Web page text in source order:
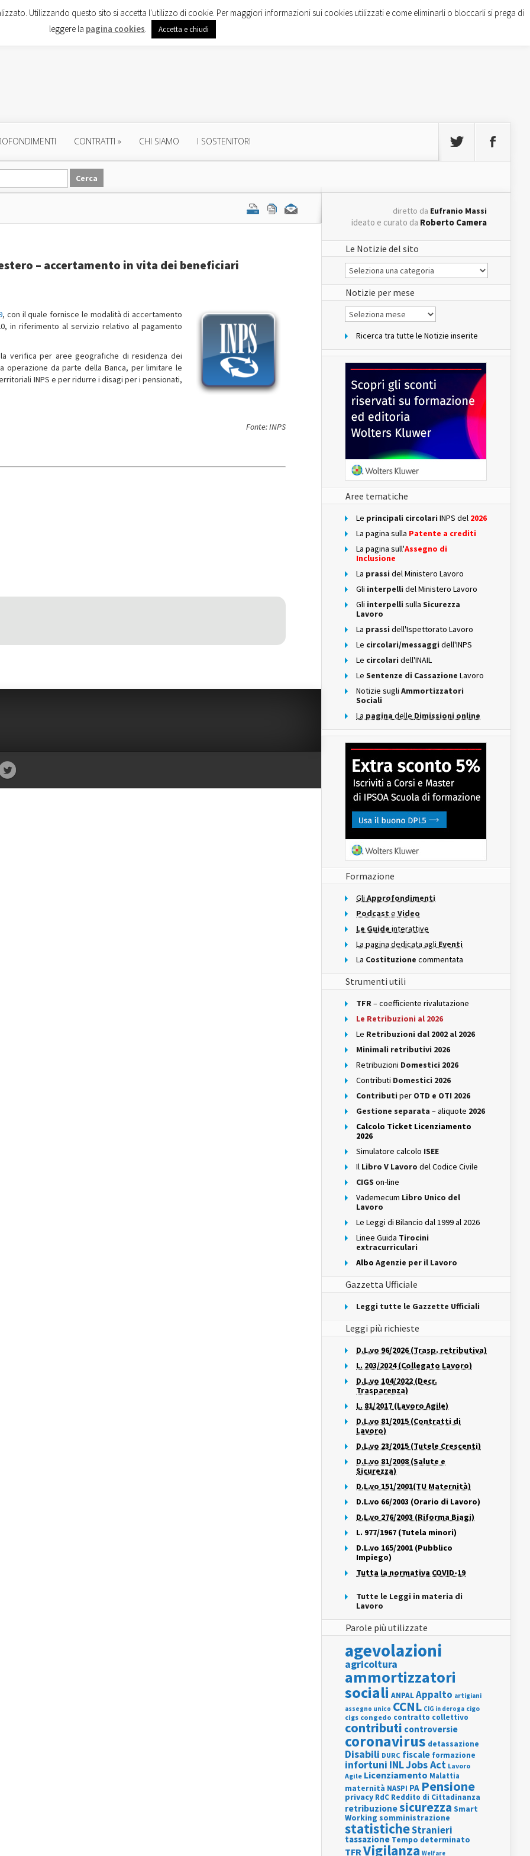
CONTRATTI » CHI SIAMO I SOSTENITORI
– accertamento in vita dei beneficiari
, con il quale fornisce le modalità di accertamento
in riferimento al servizio relativo al pagamento
verifica per aree geografiche di residenza dei
operazione da parte della Banca, per limitare le
INPS e per ridurre i disagi per i pensionati,
Fonte: INPS
diretto da Eufranio Massi
ideato e curato da Roberto Camera
Le Notizie del sito
Le
Notizie
del
sito
Notizie per mese
Notizie
per
Ricerca tra tutte le Notizie inserite
Aree tematiche
Le principali circolari INPS del 2026
La pagina sulla Patente a crediti
La pagina sull'Assegno di
Inclusione
La prassi del Ministero Lavoro
Gli interpelli del Ministero Lavoro
Gli interpelli sulla Sicurezza
Lavoro
La prassi dell'Ispettorato Lavoro
Le circolari/messaggi dell'INPS
Le circolari dell'INAIL
Le Sentenze di Cassazione Lavoro
Notizie sugli Ammortizzatori
Sociali
La pagina delle Dimissioni online
Formazione
Gli Approfondimenti
Podcast e Video
Le Guide interattive
La pagina dedicata agli Eventi
La Costituzione commentata
Strumenti utili
TFR– coefficiente rivalutazione
Le Retribuzioni al 2026
Le Retribuzioni dal 2002 al 2026
Minimali retributivi 2026
Retribuzioni Domestici 2026
Contributi Domestici 2026
Contributi per OTD e OTI 2026
Gestione separata – aliquote 2026
Calcolo Ticket Licenziamento
2026
Simulatore calcolo ISEE
Il Libro V Lavoro del Codice Civile
CIGS on-line
Vademecum Libro Unico del
Lavoro
Le Leggi di Bilancio dal 1999 al 2026
Linee Guida Tirocini
extracurriculari
Albo Agenzie per il Lavoro
Gazzetta Ufficiale
Leggi tutte le Gazzette Ufficiali
Leggi più richieste
D.L.vo 96/2026 (Trasp. retributiva)
L. 203/2024 (Collegato Lavoro)
D.L.vo 104/2022 (Decr.
Trasparenza)
L. 81/2017 (Lavoro Agile)
D.L.vo 81/2015 (Contratti di
Lavoro)
D.L.vo 23/2015 (Tutele Crescenti)
D.L.vo 81/2008 (Salute e
Sicurezza)
D.L.vo 151/2001(TU Maternità)
D.L.vo 66/2003 (Orario di Lavoro)
D.L.vo 276/2003 (Riforma Biagi)
L. 977/1967 (Tutela minori)
D.L.vo 165/2001 (Pubblico
Impiego)
Tutta la normativa COVID-19
Tutte le Leggi in materia di
Lavoro
Parole più utilizzate
agevolazioni
agricoltura
ammortizzatori
sociali ANPALAppalto artigiani
assegno unico CCNL CIG in deroga cigo
cigs congedo contratto collettivo
contributi controversie
coronavirus detassazione
Disabili DURC fiscale formazione
infortuni INLJobs Act Lavoro
Agile Licenziamento Malattia
maternità NASPI PA Pensione
privacy RdC Reddito di Cittadinanza
retribuzionesicurezza Smart
Working somministrazione
statisticheStranieri
tassazione Tempo determinato
TFRVigilanza Welfare
Utilizzando questo sito si accetta l'utilizzo di cookie. Per maggiori informazioni sui cookies utilizzati e come eliminarli o bloccarli si prega di
leggere la pagina cookies. Accetta e chiudi